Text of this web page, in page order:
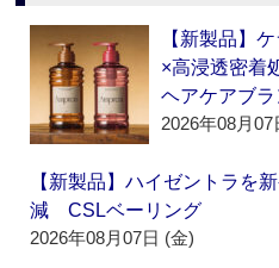
【新製品】
×高浸透密着
ヘアケアブ
2026年08月07
【新製品】ハイゼントラを
減 CSLベーリング
2026年08月07日 (金)